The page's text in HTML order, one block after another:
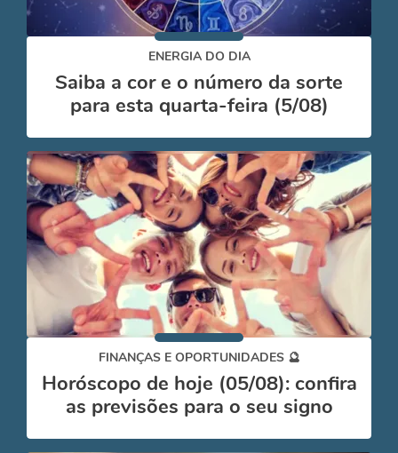
ENERGIA DO DIA
Saiba a cor e o número da sorte
para esta quarta-feira (5/08)
FINANÇAS E OPORTUNIDADES 🔮
Horóscopo de hoje (05/08): confira
as previsões para o seu signo